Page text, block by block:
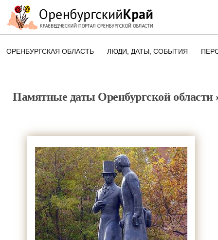
ОРЕНБУРГСКАЯ ОБЛАСТЬ ЛЮДИ, ДАТЫ, CОБЫТИЯ
ПАМЯТНЫЕ ДАТЫ
Памятные даты Оренбургской области